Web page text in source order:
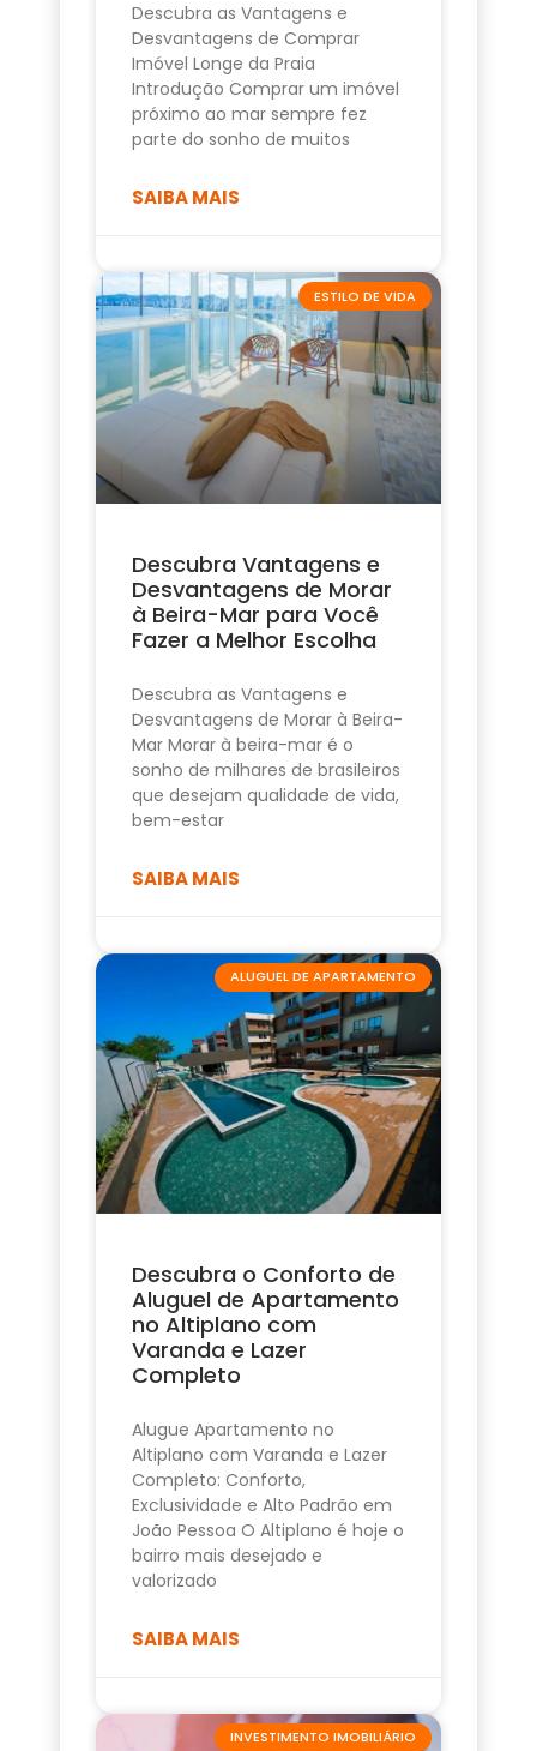
Descubra as Vantagens e
Desvantagens de Comprar
Imóvel Longe da Praia
Introdução Comprar um imóvel
próximo ao mar sempre fez
parte do sonho de muitos
SAIBA MAIS
ESTILO DE VIDA
Descubra Vantagens e
Desvantagens de Morar
à Beira-Mar para Você
Fazer a Melhor Escolha
Descubra as Vantagens e
Desvantagens de Morar à Beira-
Mar Morar à beira-mar é o
sonho de milhares de brasileiros
que desejam qualidade de vida,
bem-estar
SAIBA MAIS
ALUGUEL DE APARTAMENTO
Descubra o Conforto de
Aluguel de Apartamento
no Altiplano com
Varanda e Lazer
Completo
Alugue Apartamento no
Altiplano com Varanda e Lazer
Completo: Conforto,
Exclusividade e Alto Padrão em
João Pessoa O Altiplano é hoje o
bairro mais desejado e
valorizado
SAIBA MAIS
INVESTIMENTO IMOBILIÁRIO